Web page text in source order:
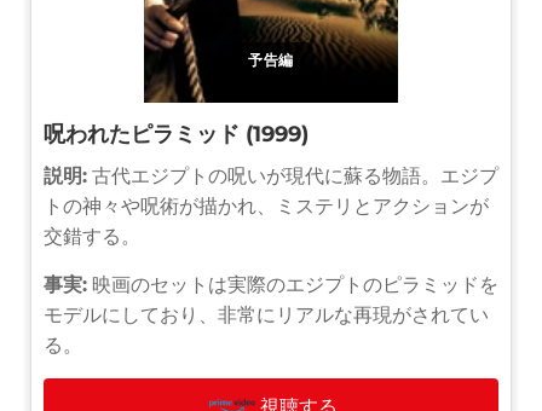
予告編
呪われたピラミッド (1999)
説明: 古代エジプトの呪いが現代に蘇る物語。エジプ
トの神々や呪術が描かれ、ミステリとアクションが
交錯する。
事実: 映画のセットは実際のエジプトのピラミッドを
モデルにしており、非常にリアルな再現がされてい
る。
視聴する